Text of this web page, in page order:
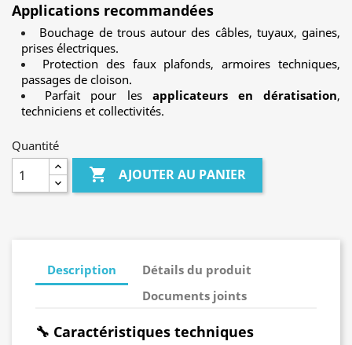
Applications recommandées
Bouchage de trous autour des câbles, tuyaux, gaines,
prises électriques.
Protection des faux plafonds, armoires techniques,
passages de cloison.
Parfait pour les applicateurs en dératisation,
techniciens et collectivités.
Quantité
 AJOUTER AU PANIER
Description
Détails du produit
Documents joints
🔧 Caractéristiques techniques